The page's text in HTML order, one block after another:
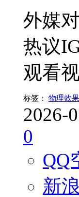
外媒
热议
观看
标签： 物理效果
2026-
0
QQ
新